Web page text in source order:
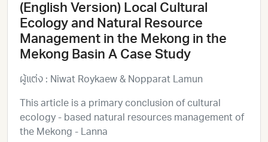
(English Version) Local Cultural
Ecology and Natural Resource
Management in the Mekong in the
Mekong Basin A Case Study
ผู้แต่ง : Niwat Roykaew & Nopparat Lamun
This article is a primary conclusion of cultural
ecology - based natural resources management of
the Mekong - Lanna